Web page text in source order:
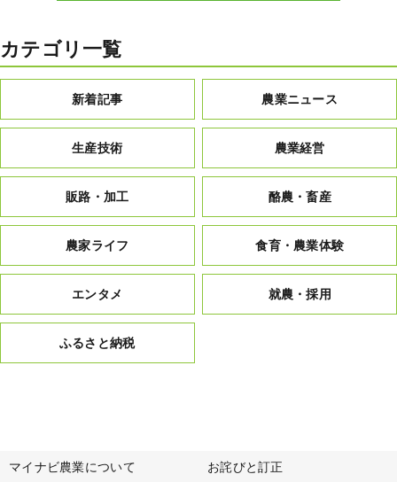
カテゴリ一覧
新着記事 農業ニュース
生産技術 農業経営
販路・加工 酪農・畜産
農家ライフ 食育・農業体験
エンタメ 就農・採用
ふるさと納税
マイナビ農業について お詫びと訂正